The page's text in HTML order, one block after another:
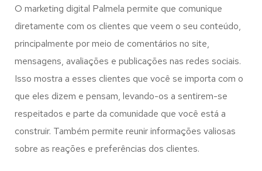
O marketing digital Palmela permite que comunique
diretamente com os clientes que veem o seu conteúdo,
principalmente por meio de comentários no site,
mensagens, avaliações e publicações nas redes sociais.
Isso mostra a esses clientes que você se importa com o
que eles dizem e pensam, levando-os a sentirem-se
respeitados e parte da comunidade que você está a
construir. Também permite reunir informações valiosas
sobre as reações e preferências dos clientes.